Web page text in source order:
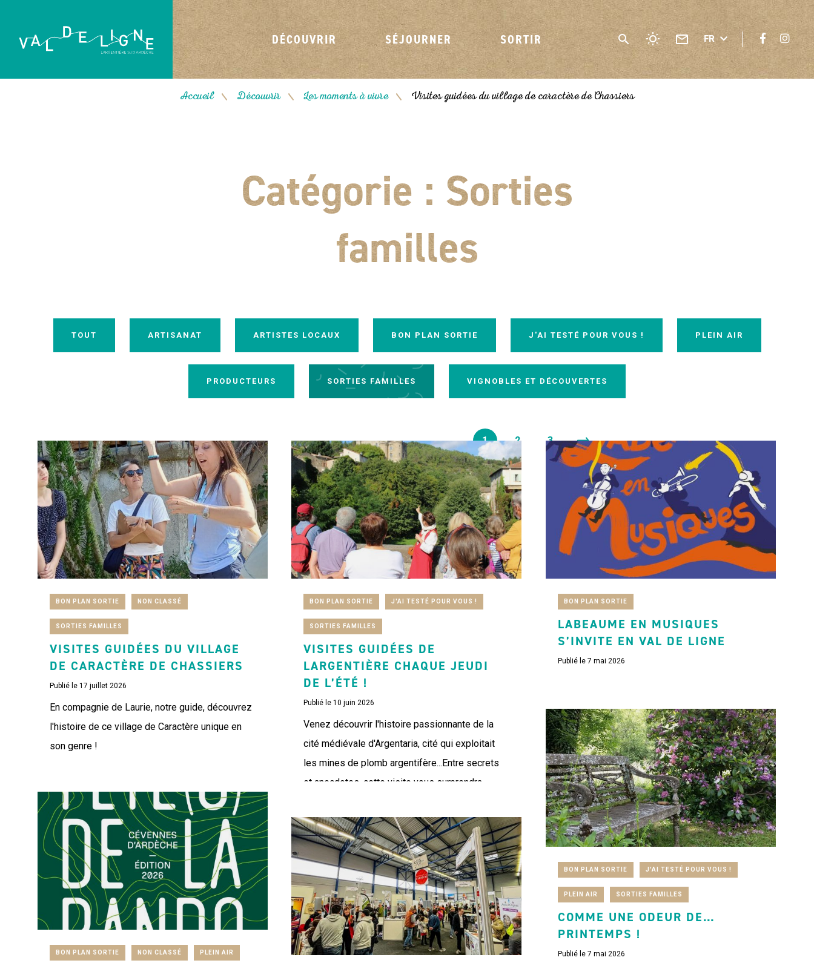
DÉCOUVRIR SÉJOURNER SORTIR FR
Accueil / Découvrir / Les moments à vivre / Visites guidées du village de caractère de Chassiers
Catégorie : Sorties
familles
TOUT ARTISANAT ARTISTES LOCAUX BON PLAN SORTIE J'AI TESTÉ POUR VOUS ! PLEIN AIR
PRODUCTEURS SORTIES FAMILLES VIGNOBLES ET DÉCOUVERTES
BON PLAN SORTIE NON CLASSÉ
SORTIES FAMILLES
VISITES GUIDÉES DU VILLAGE
DE CARACTÈRE DE CHASSIERS
Publié le 17 juillet 2026
En compagnie de Laurie, notre guide, découvrez
l'histoire de ce village de Caractère unique en
son genre !
BON PLAN SORTIE J'AI TESTÉ POUR VOUS !
SORTIES FAMILLES
VISITES GUIDÉES DE
LARGENTIÈRE CHAQUE JEUDI
DE L’ÉTÉ !
Publié le 10 juin 2026
Venez découvrir l'histoire passionnante de la
cité médiévale d'Argentaria, cité qui exploitait
les mines de plomb argentifère...Entre secrets
et anecdotes, cette visite vous surprendra.
BON PLAN SORTIE
LABEAUME EN MUSIQUES
S’INVITE EN VAL DE LIGNE
Publié le 7 mai 2026
BON PLAN SORTIE J'AI TESTÉ POUR VOUS !
PLEIN AIR SORTIES FAMILLES
COMME UNE ODEUR DE…
PRINTEMPS !
Publié le 7 mai 2026
BON PLAN SORTIE NON CLASSÉ PLEIN AIR
1 2 3